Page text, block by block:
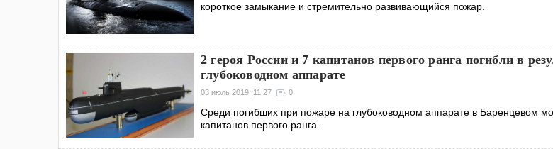
короткое замыкание и стремительно развивающийся пожар.
2 героя России и 7 капитанов первого ранга погибли в
глубоководном аппарате
03 июль 2019, 11:27 0
Среди погибших при пожаре на глубоководном аппарате в Баренцевом
капитанов первого ранга.